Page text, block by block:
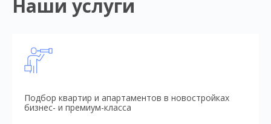
Наши услуги
Подбор квартир и апартаментов в новостройках
бизнес- и премиум-класса